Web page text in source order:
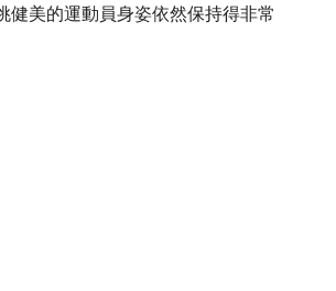
健美的運動員身姿依然保持得非常